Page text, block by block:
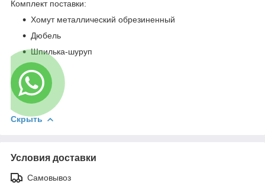
Комплект поставки:
Хомут металлический обрезиненный
Дюбель
Шпилька-шуруп
Скрыть
Условия доставки
Самовывоз